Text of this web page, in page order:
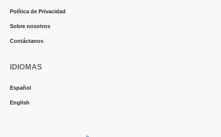
Política de Privacidad
Sobre nosotros
Contáctanos
IDIOMAS
Español
English